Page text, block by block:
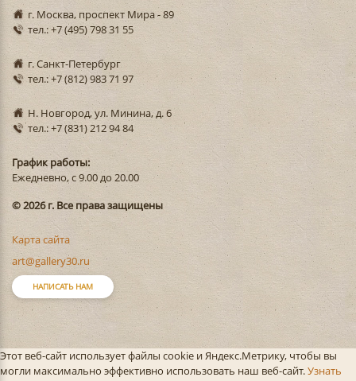
г. Москва, проспект Мира - 89
тел.: +7 (495) 798 31 55
г. Санкт-Петербург
тел.: +7 (812) 983 71 97
Н. Новгород, ул. Минина, д. 6
тел.: +7 (831) 212 94 84
График работы:
Ежедневно, с 9.00 до 20.00
© 2026 г. Все права защищены
Карта сайта
art@gallery30.ru
НАПИСАТЬ НАМ
Этот веб-сайт использует файлы cookie и Яндекс.Метрику, чтобы вы
могли максимально эффективно использовать наш веб-сайт.Узнать